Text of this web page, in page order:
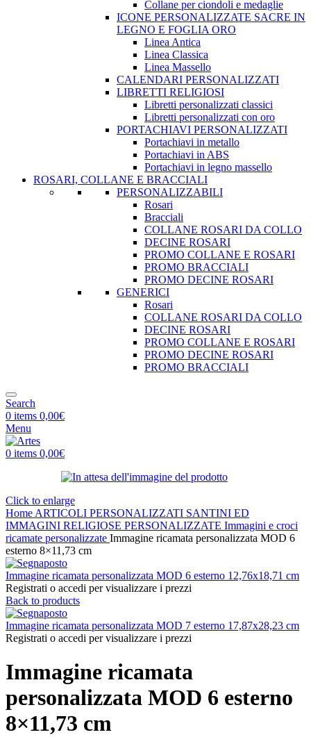
Collane per ciondoli e medaglie
ICONE PERSONALIZZATE SACRE IN
LEGNO E FOGLIA ORO
Linea Antica
Linea Classica
Linea Massello
CALENDARI PERSONALIZZATI
LIBRETTI RELIGIOSI
Libretti personalizzati classici
Libretti personalizzati con oro
PORTACHIAVI PERSONALIZZATI
Portachiavi in metallo
Portachiavi in ABS
Portachiavi in legno massello
ROSARI, COLLANE E BRACCIALI
PERSONALIZZABILI
Rosari
Bracciali
COLLANE ROSARI DA COLLO
DECINE ROSARI
PROMO COLLANE E ROSARI
PROMO BRACCIALI
PROMO DECINE ROSARI
GENERICI
Rosari
COLLANE ROSARI DA COLLO
DECINE ROSARI
PROMO COLLANE E ROSARI
PROMO DECINE ROSARI
PROMO BRACCIALI
Search
0 items 0,00€
Menu
0 items 0,00€
Click to enlarge
Home ARTICOLI PERSONALIZZATI SANTINI ED
IMMAGINI RELIGIOSE PERSONALIZZATE Immagini e croci
ricamate personalizzate Immagine ricamata personalizzata MOD 6
esterno 8×11,73 cm
Immagine ricamata personalizzata MOD 6 esterno 12,76x18,71 cm
Registrati o accedi per visualizzare i prezzi
Back to products
Immagine ricamata personalizzata MOD 7 esterno 17,87x28,23 cm
Registrati o accedi per visualizzare i prezzi
Immagine ricamata
personalizzata MOD 6 esterno
8×11,73 cm